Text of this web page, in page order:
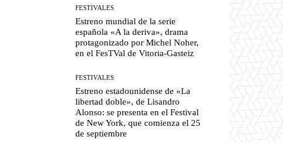
FESTIVALES
Estreno mundial de la serie
española «A la deriva», drama
protagonizado por Michel Noher,
en el FesTVal de Vitoria-Gasteiz
FESTIVALES
Estreno estadounidense de «La
libertad doble», de Lisandro
Alonso: se presenta en el Festival
de New York, que comienza el 25
de septiembre